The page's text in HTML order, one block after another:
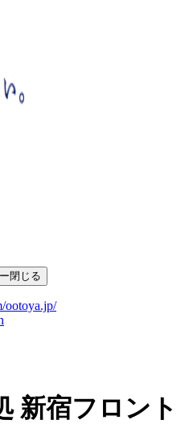
閉じる
ootoya.jp/
新宿フロント